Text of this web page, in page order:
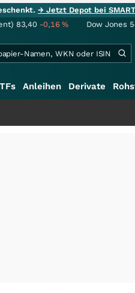
→ Jetzt Depot bei
83,40 -0,16% Dow Jones
Anleihen Derivate